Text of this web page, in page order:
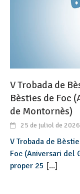
V Trobada de
Bèsties de Foc
de Montornès)
25 de juliol de 2026
V Trobada de
Foc (Aniversari del
proper 25 [...]